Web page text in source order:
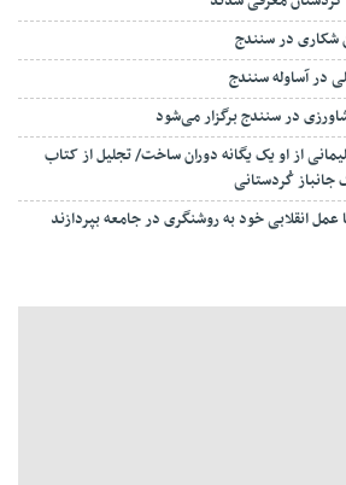
شکاری در سنندج
در آساوله سنندج
در سنندج برگزار می‌شود
از او یک یگانه دوران ساخت/ تجلیل از کتاب
جانباز کُردستانی
انقلابی خود به روشنگری در جامعه بپردازند